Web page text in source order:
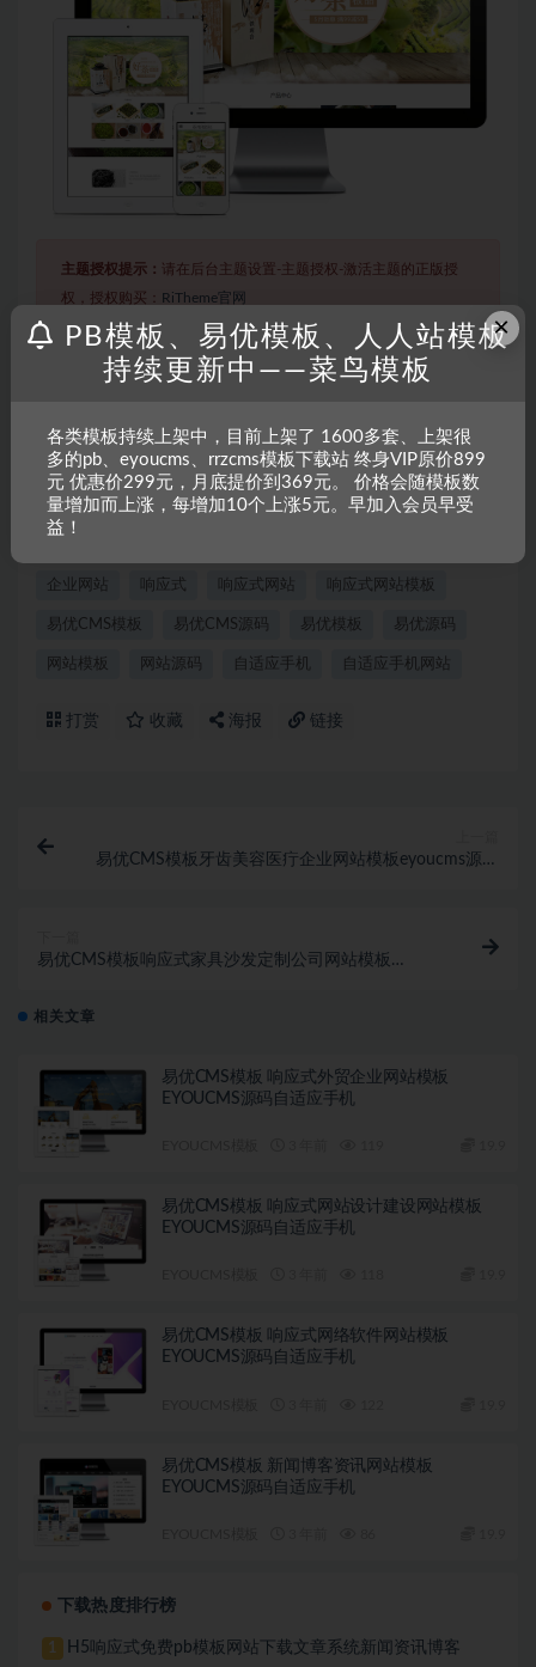
主题授权提示： 请在后台主题设置-主题授权-激活主题的正版授
权，授权购买： RiTheme官网
本站所有文章，如无特殊说明或标注，均为本站原创发
采集、发布本站内容到任何网站、书籍等各类媒体平台。如若本
站内容侵犯了原著者的合法权益，可联系我们进行处理。
企业网站 响应式 响应式网站 响应式网站模板
易优CMS模板 易优CMS源码 易优模板 易优源码
网站模板 网站源码 自适应手机 自适应手机网站
打赏 收藏 海报 链接
易优CMS模板牙齿美容医疔企业网站模板eyoucms源码
易优CMS模板响应式家具沙发定制公司网站模板
相关文章
易优CMS模板 响应式外贸企业网站模板
EYOUCMS源码自适应手机
易优CMS模板 响应式网站设计建设网站模板
EYOUCMS源码自适应手机
易优CMS模板 响应式网络软件网站模板
EYOUCMS源码自适应手机
易优CMS模板 新闻博客资讯网站模板
EYOUCMS源码自适应手机
下载热度排行榜
1
H5响应式免费pb模板网站下载文章系统新闻资讯博客
×
PB模板、易优模板、人人站模板
持续更新中——菜鸟模板
各类模板持续上架中，目前上架了 1600多套、上架很
多的pb、eyoucms、rrzcms模板下载站 终身VIP原价899
元 优惠价299元，月底提价到369元。 价格会随模板数
量增加而上涨，每增加10个上涨5元。早加入会员早受
益！